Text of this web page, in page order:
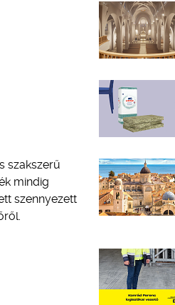
szakszerű
mindig
szennyezett